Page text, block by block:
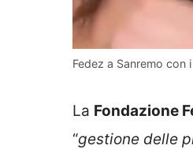
Fedez a Sanremo con
La Fondazione
“gestione delle